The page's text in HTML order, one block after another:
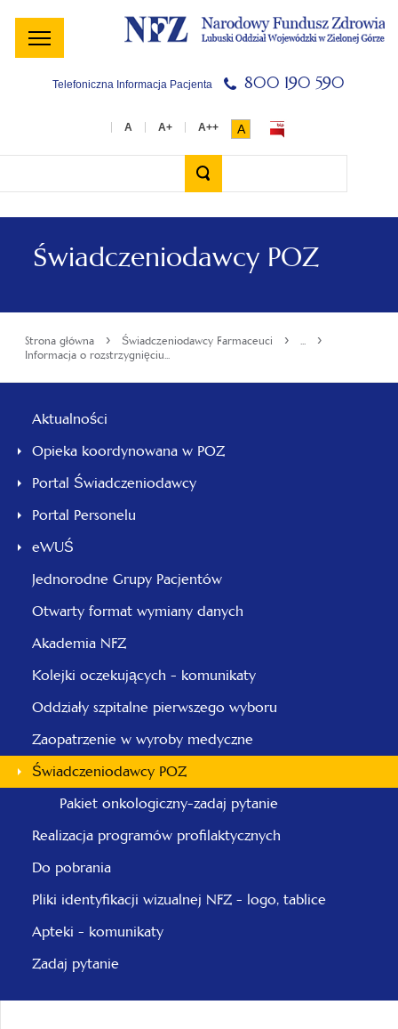
Telefoniczna Informacja Pacjenta 800 190 590
A
Świadczeniodawcy POZ
Strona główna › Świadczeniodawcy Farmaceuci › ... ›
Informacja o rozstrzygnięciu...
Aktualności
Opieka koordynowana w POZ
Portal Świadczeniodawcy
Portal Personelu
eWUŚ
Jednorodne Grupy Pacjentów
Otwarty format wymiany danych
Akademia NFZ
Kolejki oczekujących - komunikaty
Oddziały szpitalne pierwszego wyboru
Zaopatrzenie w wyroby medyczne
Świadczeniodawcy POZ
Pakiet onkologiczny-zadaj pytanie
Realizacja programów profilaktycznych
Do pobrania
Pliki identyfikacji wizualnej NFZ - logo, tablice
Apteki - komunikaty
Zadaj pytanie